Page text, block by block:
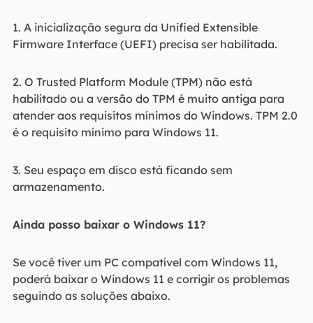
1. A inicialização segura da Unified Extensible
Firmware Interface (UEFI) precisa ser habilitada.
2. O Trusted Platform Module (TPM) não está
habilitado ou a versão do TPM é muito antiga para
atender aos requisitos mínimos do Windows. TPM 2.0
é o requisito mínimo para Windows 11.
3. Seu espaço em disco está ficando sem
armazenamento.
Ainda posso baixar o Windows 11?
Se você tiver um PC compatível com Windows 11,
poderá baixar o Windows 11 e corrigir os problemas
seguindo as soluções abaixo.